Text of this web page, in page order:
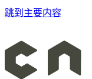
跳到主要内容